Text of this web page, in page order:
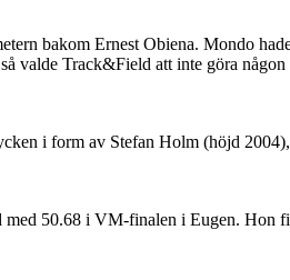
bakom Ernest Obiena. Mondo
valde Track&Field att inte göra
i form av Stefan Holm (höjd
50.68 i VM-finalen i Eugen. Hon